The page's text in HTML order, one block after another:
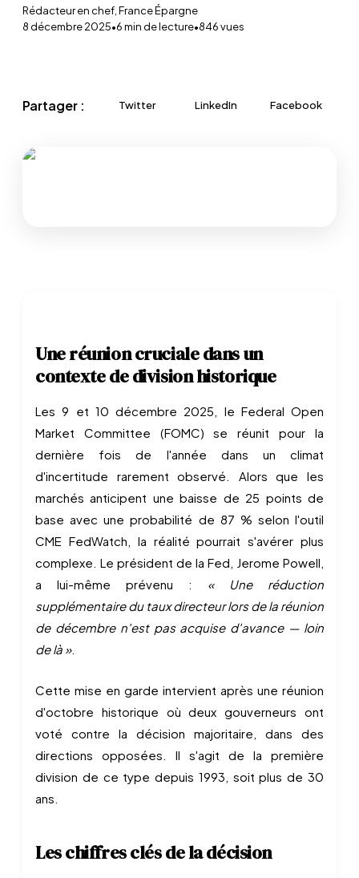
Rédacteur en chef, France Épargne
8 décembre 2025•6min de lecture•846vues
Partager : Twitter LinkedIn Facebook
Une réunion cruciale dans un
contexte de division historique
Les 9 et 10 décembre 2025, le Federal Open
Market Committee (FOMC) se réunit pour la
dernière fois de l'année dans un climat
d'incertitude rarement observé. Alors que les
marchés anticipent une baisse de 25 points de
base avec une probabilité de 87 % selon l'outil
CME FedWatch, la réalité pourrait s'avérer plus
complexe. Le président de la Fed, Jerome Powell,
a lui-même prévenu : « Une réduction
supplémentaire du taux directeur lors de la réunion
de décembre n'est pas acquise d'avance — loin
de là ».
Cette mise en garde intervient après une réunion
d'octobre historique où deux gouverneurs ont
voté contre la décision majoritaire, dans des
directions opposées. Il s'agit de la première
division de ce type depuis 1993, soit plus de 30
ans.
Les chiffres clés de la décision